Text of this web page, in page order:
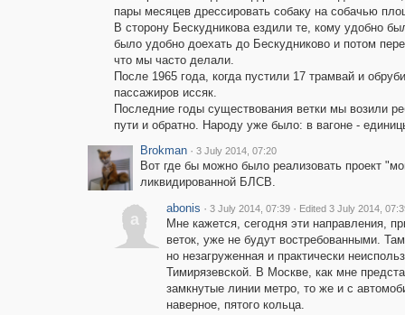
пары месяцев дрессировать собаку на собачью
В сторону Бескудникова ездили те, кому удобно
было удобно доехать до Бескудниково и потом
что мы часто делали.
После 1965 года, когда пустили 17 трамвай и
пассажиров иссяк.
Последние годы существования ветки мы возили
пути и обратно. Народу уже было: в вагоне -
Brokman · 3 July 2014, 07:20
Вот где бы можно было реализовать проект
ликвидированной БЛСВ.
a
abonis · 3 July 2014, 07:39 · Edited 3 July 2014,
Мне кажется, сегодня эти направления,
веток, уже не будут востребованными.
но незагруженная и практически
Тимирязевской. В Москве, как мне
замкнутые линии метро, то же и с
наверное, пятого кольца.